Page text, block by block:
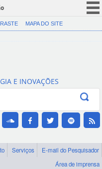
CORONAVÍRUS (COVID-19)
Canais
MAPA DO SITE
E INOVAÇÕES
Serviços
E-mail do Pesquisador
Área de imprensa